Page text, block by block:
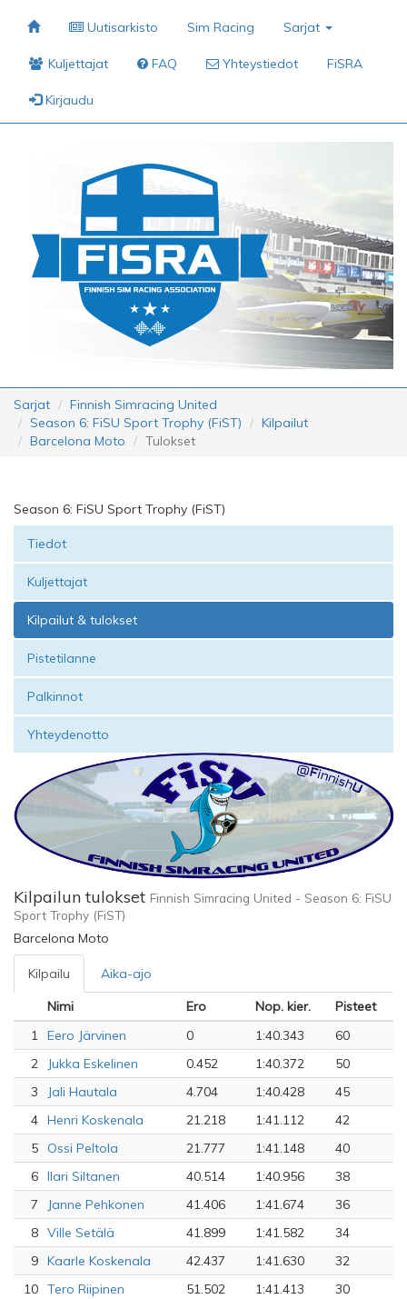
Uutisarkisto Sim Racing Sarjat
Kuljettajat FAQ Yhteystiedot FiSRA
Kirjaudu
Sarjat
Finnish Simracing United
Season 6: FiSU Sport Trophy (FiST)
Kilpailut
Barcelona Moto
Tulokset
Season 6: FiSU Sport Trophy (FiST)
Tiedot
Kuljettajat
Kilpailut & tulokset
Pistetilanne
Palkinnot
Yhteydenotto
Kilpailun tulokset Finnish Simracing United - Season 6: FiSU
Sport Trophy (FiST)
Barcelona Moto
Kilpailu
Aika-ajo
Nimi
Ero Nop. kier.
Pisteet
1 Eero Järvinen 0 1:40.343
60
2
Jukka Eskelinen 0.452 1:40.372
50
3
Jali Hautala 4.704 1:40.428
45
4 Henri Koskenala 21.218 1:41.112
42
5
Ossi Peltola 21.777 1:41.148
40
6 Ilari Siltanen 40.514 1:40.956
38
7
Janne Pehkonen 41.406 1:41.674
36
8 Ville Setälä 41.899 1:41.582
34
9 Kaarle Koskenala 42.437 1:41.630
32
10 Tero Riipinen 51.502 1:41.413
30